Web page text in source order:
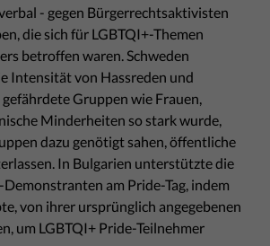
- gegen Bürgerrechtsaktivisten
die sich für LGBTQI+-Themen
betroffen waren. Schweden
Intensität von Hassreden und
Gruppen wie Frauen,
Minderheiten so stark wurde,
dazu genötigt sahen, öffentliche
In Bulgarien unterstützte die
am Pride-Tag, indem
von ihrer ursprünglich angegebenen
um LGBTQI+ Pride-Teilnehmer